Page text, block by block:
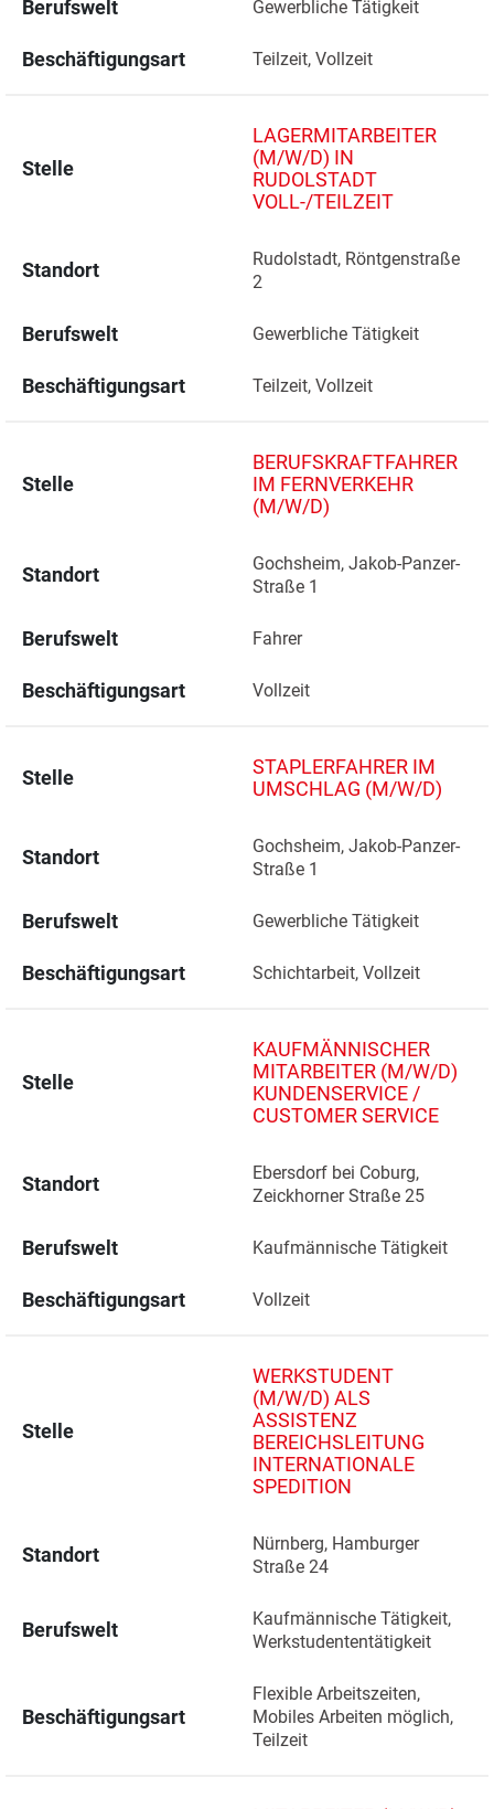
Berufswelt Gewerbliche Tätigkeit
Beschäftigungsart Teilzeit, Vollzeit
Stelle
LAGERMITARBEITER
(M/W/D) IN
RUDOLSTADT
VOLL-/TEILZEIT
Standort
Rudolstadt, Röntgenstraße
2
Berufswelt Gewerbliche Tätigkeit
Beschäftigungsart Teilzeit, Vollzeit
Stelle
BERUFSKRAFTFAHRER
IM FERNVERKEHR
(M/W/D)
Standort
Gochsheim, Jakob-Panzer-
Straße 1
Berufswelt Fahrer
Beschäftigungsart Vollzeit
Stelle
STAPLERFAHRER IM
UMSCHLAG (M/W/D)
Standort
Gochsheim, Jakob-Panzer-
Straße 1
Berufswelt Gewerbliche Tätigkeit
Beschäftigungsart Schichtarbeit, Vollzeit
Stelle
KAUFMÄNNISCHER
MITARBEITER (M/W/D)
KUNDENSERVICE /
CUSTOMER SERVICE
Standort
Ebersdorf bei Coburg,
Zeickhorner Straße 25
Berufswelt Kaufmännische Tätigkeit
Beschäftigungsart Vollzeit
Stelle
WERKSTUDENT
(M/W/D) ALS
ASSISTENZ
BEREICHSLEITUNG
INTERNATIONALE
SPEDITION
Standort
Nürnberg, Hamburger
Straße 24
Berufswelt
Kaufmännische Tätigkeit,
Werkstudententätigkeit
Beschäftigungsart
Flexible Arbeitszeiten,
Mobiles Arbeiten möglich,
Teilzeit